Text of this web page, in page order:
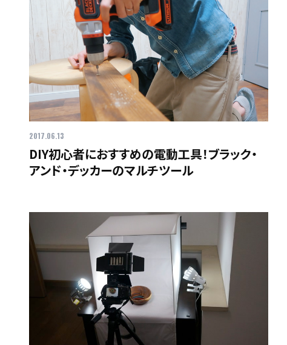
2017.06.13
DIY初心者におすすめの電動工具！ブラック・
アンド・デッカーのマルチツール